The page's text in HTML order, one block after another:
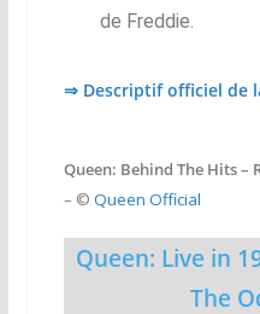
de Freddie.
⇒ Descriptif officiel de
Queen: Behind The Hits –
– © Queen Official
Queen: Live in
The